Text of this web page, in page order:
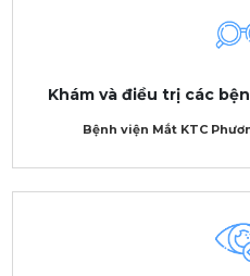
Khám và điều trị các
Bệnh viện Mắt KTC